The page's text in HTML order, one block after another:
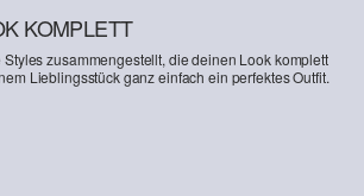
KOMPLETT
zusammengestellt, die deinen Look komplett
Lieblingsstück ganz einfach ein perfektes Outfit.